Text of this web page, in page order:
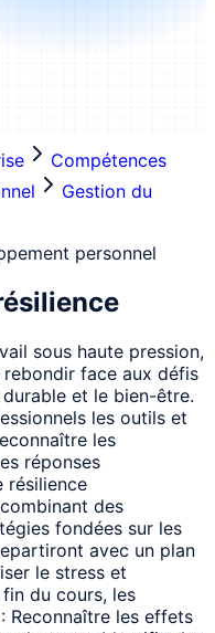
Compétences
Gestion du
personnel
sous haute pression,
face aux défis
et le bien-être.
les outils et
les
réponses
résilience
des
fondées sur les
avec un plan
le stress et
du cours, les
Reconnaître les effets